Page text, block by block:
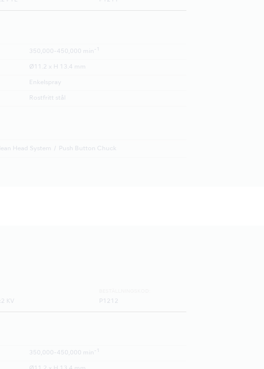
350,000-450,000 min -1
Ø11.2 x H 13.4 mm
Enkelspray
Rostfritt stål
Head System Push Button Chuck
KV P1212
350,000-450,000 min -1